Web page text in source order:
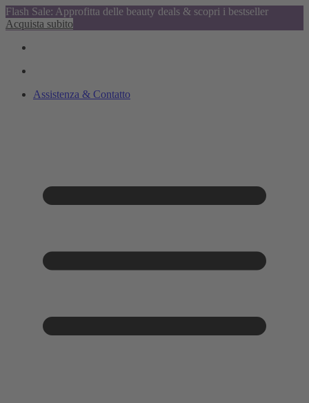
Flash Sale: Approfitta delle beauty deals & scopri i bestseller
Acquista subito
Assistenza & Contatto